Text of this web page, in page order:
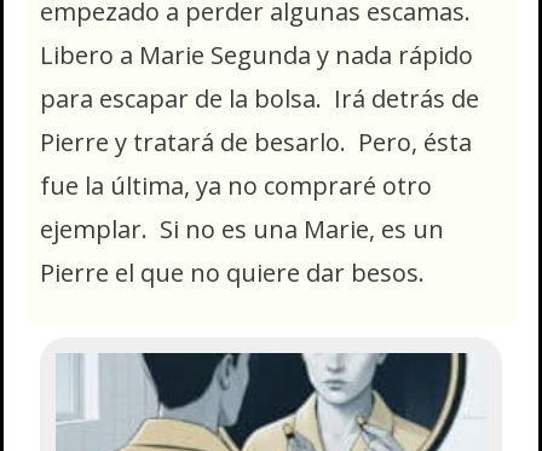
empezado a perder algunas escamas.
Libero a Marie Segunda y nada rápido
para escapar de la bolsa. Irá detrás de
Pierre y tratará de besarlo. Pero, ésta
fue la última, ya no compraré otro
ejemplar. Si no es una Marie, es un
Pierre el que no quiere dar besos.